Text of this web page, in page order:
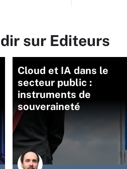
sur Editeurs
Cloud et IA dans le
secteur public :
instruments de
souveraineté